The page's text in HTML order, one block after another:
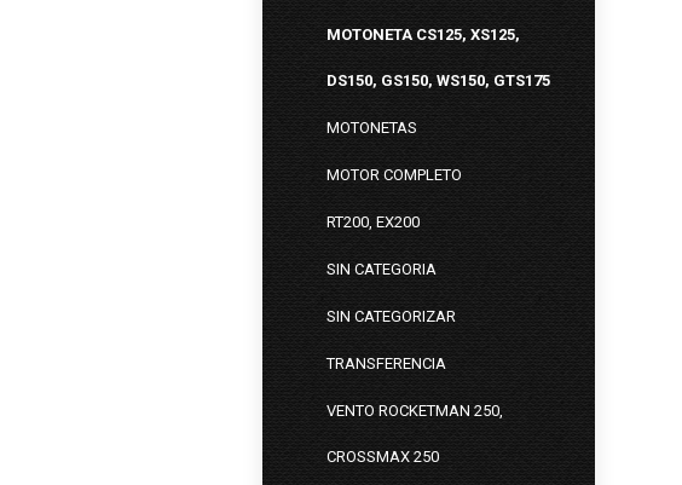
MOTONETA CS125, XS125,
DS150, GS150, WS150, GTS175
MOTONETAS
MOTOR COMPLETO
RT200, EX200
SIN CATEGORIA
SIN CATEGORIZAR
TRANSFERENCIA
VENTO ROCKETMAN 250,
CROSSMAX 250